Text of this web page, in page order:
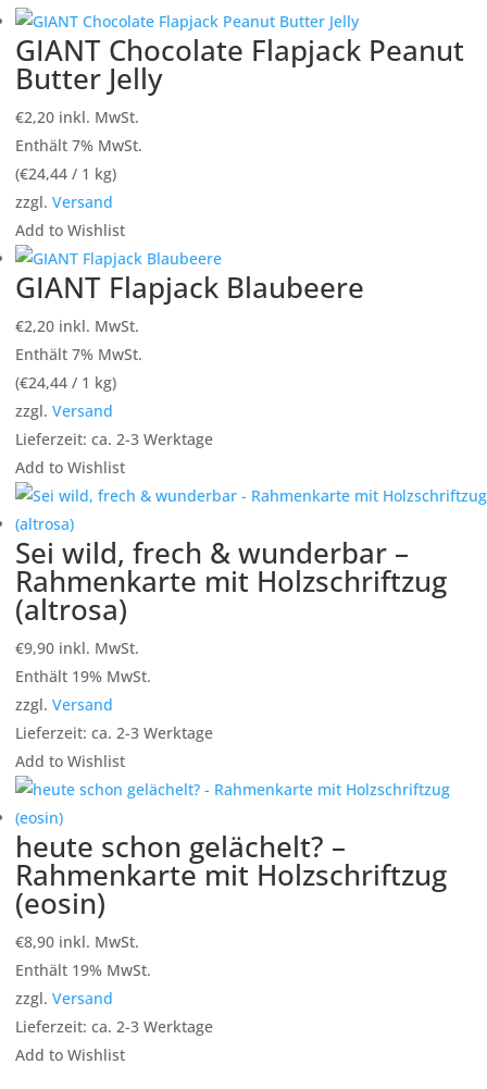
GIANT Chocolate Flapjack Peanut
Butter Jelly
€2,20 inkl. MwSt.
Enthält 7% MwSt.
(€24,44 / 1 kg)
zzgl. Versand
Add to Wishlist
GIANT Flapjack Blaubeere
€2,20 inkl. MwSt.
Enthält 7% MwSt.
(€24,44 / 1 kg)
zzgl. Versand
Lieferzeit: ca. 2-3 Werktage
Add to Wishlist
Sei wild, frech & wunderbar –
Rahmenkarte mit Holzschriftzug
(altrosa)
€9,90 inkl. MwSt.
Enthält 19% MwSt.
zzgl. Versand
Lieferzeit: ca. 2-3 Werktage
Add to Wishlist
heute schon gelächelt? –
Rahmenkarte mit Holzschriftzug
(eosin)
€8,90 inkl. MwSt.
Enthält 19% MwSt.
zzgl. Versand
Lieferzeit: ca. 2-3 Werktage
Add to Wishlist